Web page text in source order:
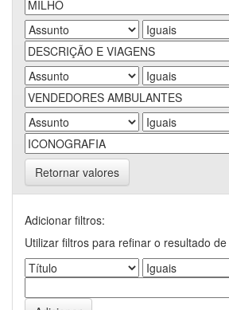
Retornar valores
Adicionar filtros:
Utilizar filtros para refinar o resultado